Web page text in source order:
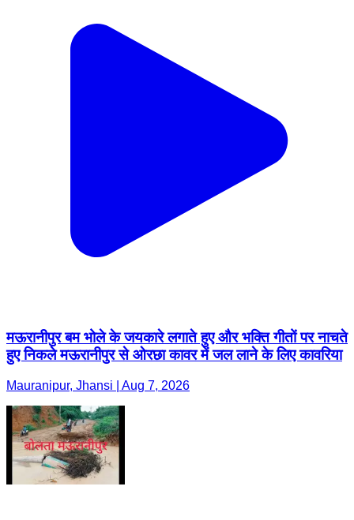
मऊरानीपुर बम भोले के जयकारे लगाते हुए और भक्ति गीतों पर नाचते
हुए निकले मऊरानीपुर से ओरछा कावर में जल लाने के लिए कावरिया
Mauranipur, Jhansi | Aug 7, 2026